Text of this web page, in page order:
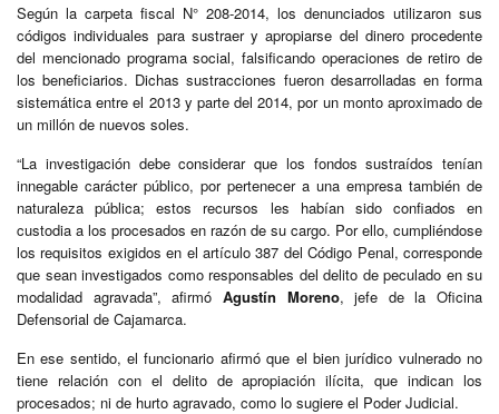
Según la carpeta fiscal N° 208-2014, los denunciados utilizaron sus
códigos individuales para sustraer y apropiarse del dinero procedente
del mencionado programa social, falsificando operaciones de retiro de
los beneficiarios. Dichas sustracciones fueron desarrolladas en forma
sistemática entre el 2013 y parte del 2014, por un monto aproximado de
un millón de nuevos soles.
“La investigación debe considerar que los fondos sustraídos tenían
innegable carácter público, por pertenecer a una empresa también de
naturaleza pública; estos recursos les habían sido confiados en
custodia a los procesados en razón de su cargo. Por ello, cumpliéndose
los requisitos exigidos en el artículo 387 del Código Penal, corresponde
que sean investigados como responsables del delito de peculado en su
modalidad agravada”, afirmó Agustín Moreno, jefe de la Oficina
Defensorial de Cajamarca.
En ese sentido, el funcionario afirmó que el bien jurídico vulnerado no
tiene relación con el delito de apropiación ilícita, que indican los
procesados; ni de hurto agravado, como lo sugiere el Poder Judicial.